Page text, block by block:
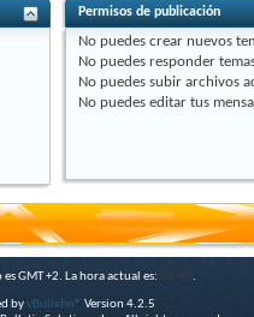
Permisos de publicación
No puedes crear nuevos
No puedes responder
No puedes subir archivos
No puedes editar tus
GMT +2. La hora actual es: 08:43.
byvBulletin® Version 4.2.5